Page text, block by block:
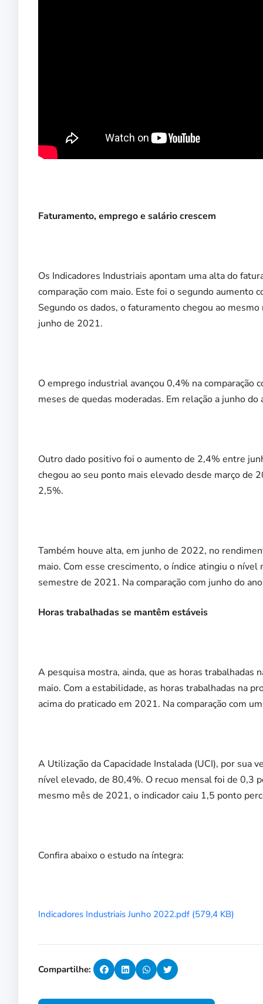
Faturamento, emprego e salário crescem
Os Indicadores Industriais apontam uma alta do
comparação com maio. Este foi o segundo aumento
Segundo os dados, o faturamento chegou ao
junho de 2021.
O emprego industrial avançou 0,4% na comparação
meses de quedas moderadas. Em relação a junho
Outro dado positivo foi o aumento de 2,4% entre
chegou ao seu ponto mais elevado desde março de
2,5%.
Também houve alta, em junho de 2022, no
maio. Com esse crescimento, o índice atingiu o
semestre de 2021. Na comparação com junho do
Horas trabalhadas se mantêm estáveis
A pesquisa mostra, ainda, que as horas trabalhadas
maio. Com a estabilidade, as horas trabalhadas na
acima do praticado em 2021. Na comparação com
A Utilização da Capacidade Instalada (UCI), por sua
nível elevado, de 80,4%. O recuo mensal foi de 0,3
mesmo mês de 2021, o indicador caiu 1,5 ponto
Confira abaixo o estudo na íntegra:
Indicadores Industriais Junho 2022.pdf (579,4 KB)
Compartilhe: